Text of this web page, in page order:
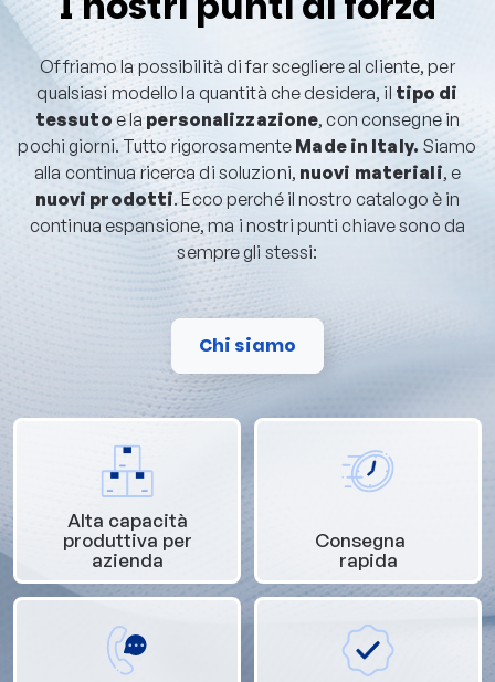
Offriamo la possibilità di far scegliere al cliente, per
qualsiasi modello la quantità che desidera, iltipo di
tessuto e lapersonalizzazione, con consegne in
pochi giorni. Tutto rigorosamente Made in Italy. Siamo
alla continua ricerca di soluzioni, nuovi materiali, e
nuovi prodotti. Ecco perché il nostro catalogo è in
continua espansione, ma i nostri punti chiave sono da
sempre gli stessi:
Chi siamo
Alta capacità
produttiva per
azienda
Consegna
rapida